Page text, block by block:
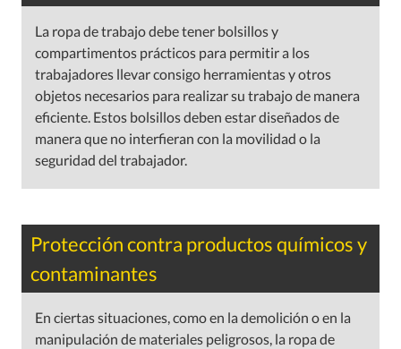
La ropa de trabajo debe tener bolsillos y
compartimentos prácticos para permitir a los
trabajadores llevar consigo herramientas y otros
objetos necesarios para realizar su trabajo de manera
eficiente. Estos bolsillos deben estar diseñados de
manera que no interfieran con la movilidad o la
seguridad del trabajador.
Protección contra productos químicos y
contaminantes
En ciertas situaciones, como en la demolición o en la
manipulación de materiales peligrosos, la ropa de